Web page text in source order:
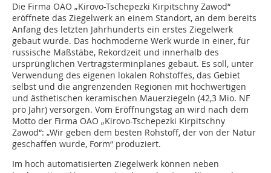
Die Firma OAO „Kirovo-Tschepezki Kirpitschny Zawod“
eröffnete das Ziegelwerk an einem Standort, an dem bereits
Anfang des letzten Jahrhunderts ein erstes Ziegelwerk
gebaut wurde. Das hochmoderne Werk wurde in einer, für
russische Maßstäbe, Rekordzeit und innerhalb des
ursprünglichen Vertragsterminplanes gebaut. Es soll, unter
Verwendung des eigenen lokalen Rohstoffes, das Gebiet
selbst und die angrenzenden Regionen mit hochwertigen
und ästhetischen keramischen Mauerziegeln (42,3 Mio. NF
pro Jahr) versorgen. Vom Eröffnungstag an wird nach dem
Motto der Firma OAO „Kirovo-Tschepezki Kirpitschny
Zawod“: „Wir geben dem besten Rohstoff, der von der Natur
geschaffen wurde, Form“ produziert.
Im hoch automatisierten Ziegelwerk können neben